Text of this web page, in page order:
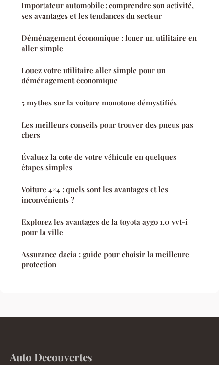
Importateur automobile : comprendre son activité,
ses avantages et les tendances du secteur
Déménagement économique : louer un utilitaire en
aller simple
Louez votre utilitaire aller simple pour un
déménagement économique
5 mythes sur la voiture monotone démystifiés
Les meilleurs conseils pour trouver des pneus pas
chers
Évaluez la cote de votre véhicule en quelques
étapes simples
Voiture 4×4 : quels sont les avantages et les
inconvénients ?
Explorez les avantages de la toyota aygo 1.0 vvt-i
pour la ville
Assurance dacia : guide pour choisir la meilleure
protection
Auto Decouvertes